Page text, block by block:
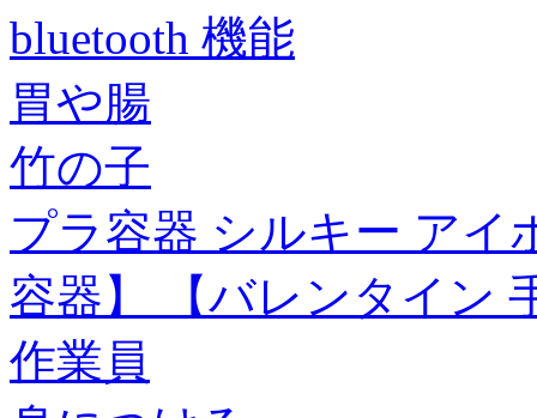
bluetooth 機能
胃や腸
竹の子
プラ容器 シルキー アイ
容器】 【バレンタイン
作業員